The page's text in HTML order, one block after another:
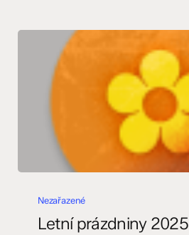
prázdniny
Nezařazené
Letní prázdniny 2025